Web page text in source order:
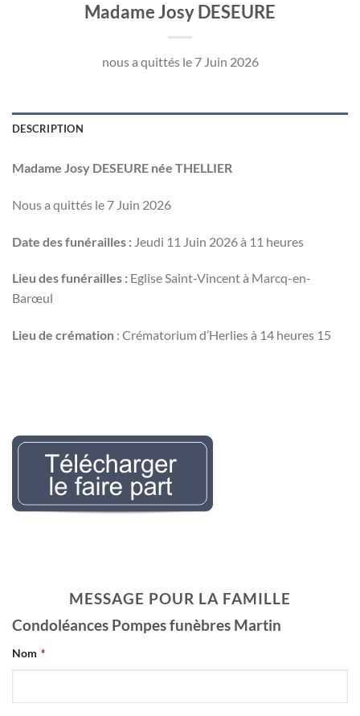
Madame Josy DESEURE
nous a quittés le 7 Juin 2026
DESCRIPTION
Madame Josy DESEURE née THELLIER
Nous a quittés le 7 Juin 2026
Date des funérailles : Jeudi 11 Juin 2026 à 11 heures
Lieu des funérailles : Eglise Saint-Vincent à Marcq-en-
Barœul
Lieu de crémation : Crématorium d’Herlies à 14 heures 15
MESSAGE POUR LA FAMILLE
Condoléances Pompes funèbres Martin
Nom *